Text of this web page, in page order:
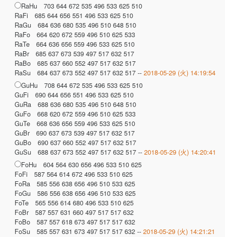
RaHu 703 644 672 535 496 533 625 510
RaFi 685 644 656 551 496 533 625 510
RaGu 684 636 680 535 496 510 648 510
RaFo 664 620 672 559 496 510 625 533
RaTe 664 636 656 559 496 533 625 510
RaBr 685 637 673 539 497 517 632 517
RaBo 685 637 660 552 497 517 632 517
RaSu 684 637 673 552 497 517 632 517 -- 2018-05-29 (火) 14:19:54
GuHu 708 644 672 535 496 533 625 510
GuFi 690 644 656 551 496 533 625 510
GuRa 688 636 680 535 496 510 648 510
GuFo 668 620 672 559 496 510 625 533
GuTe 668 636 656 559 496 533 625 510
GuBr 690 637 673 539 497 517 632 517
GuBo 690 637 660 552 497 517 632 517
GuSu 688 637 673 552 497 517 632 517 -- 2018-05-29 (火) 14:20:41
FoHu 604 564 630 656 496 533 510 625
FoFi 587 564 614 672 496 533 510 625
FoRa 585 556 638 656 496 510 533 625
FoGu 586 556 638 656 496 510 533 625
FoTe 565 556 614 680 496 533 510 625
FoBr 587 557 631 660 497 517 517 632
FoBo 587 557 618 673 497 517 517 632
FoSu 585 557 631 673 497 517 517 632 -- 2018-05-29 (火) 14:21:21